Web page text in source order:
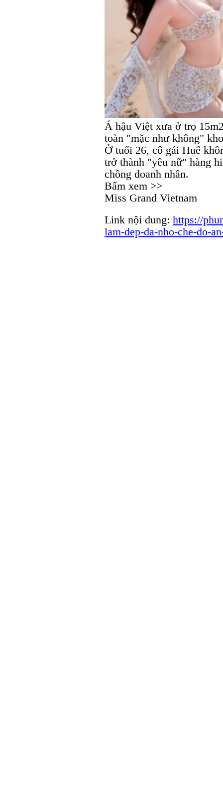
Á hậu Việt xưa ở trọ
toàn "mặc như không"
Ở tuổi 26, cô gái Huế
trở thành "yêu nữ" hàng
chồng doanh nhân.
Bấm xem >>
Miss Grand Vietnam
Link nội dung: https://
lam-dep-da-nho-che-do-